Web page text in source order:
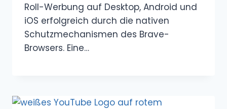
Roll-Werbung auf Desktop, Android und
iOS erfolgreich durch die nativen
Schutzmechanismen des Brave-
Browsers. Eine…